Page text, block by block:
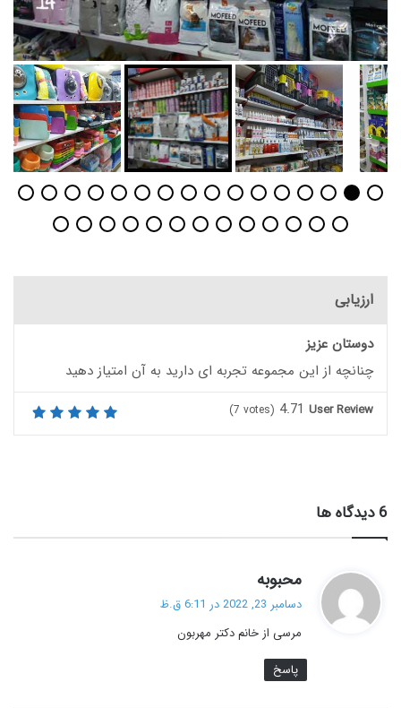
ارزیابی
دوستان عزیز
چنانچه از این مجموعه تجربه ای دارید به آن امتیاز دهید
User Review
4.71
(7 votes)
‫6 دیدگاه ها
محبوبه
ف
:
دسامبر 23, 2022 در 6:11 ق.ظ
مرسی از خانم دکتر مهربون
پاسخ